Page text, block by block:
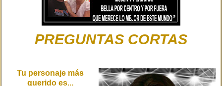
PREGUNTAS CORTAS
Tu personaje más
querido es...